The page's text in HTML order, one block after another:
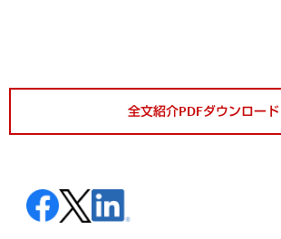
全文紹介PDFダウンロード